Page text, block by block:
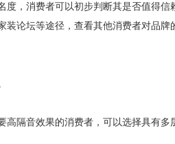
，消费者可以初步判断其是否值得信
论坛等途径，查看其他消费者对品牌
音效果的消费者，可以选择具有多